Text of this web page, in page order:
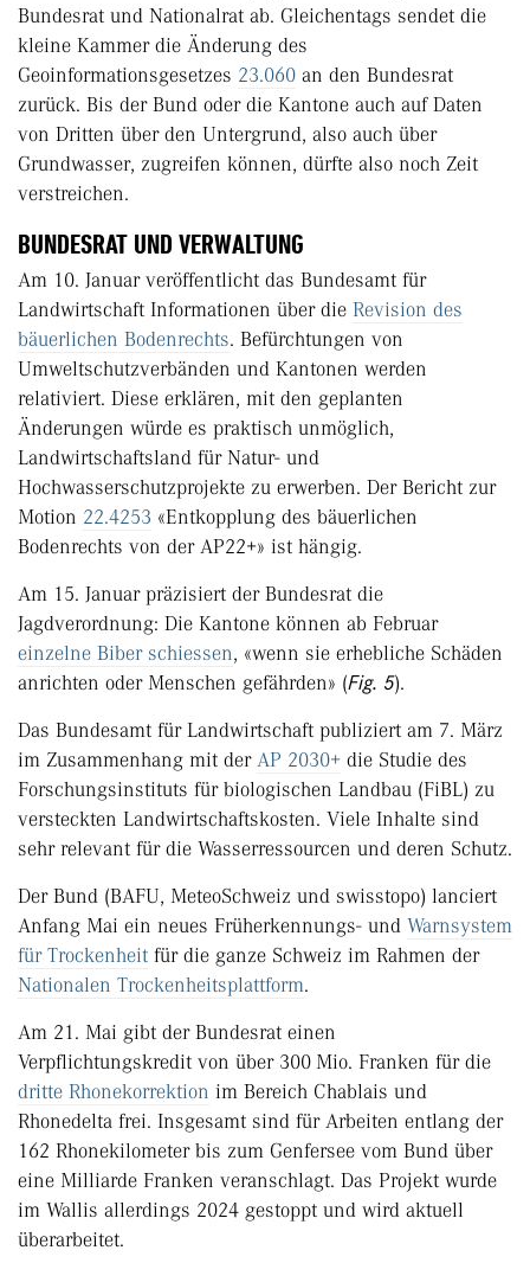
Bundesrat und Nationalrat ab. Gleichentags sendet die
kleine Kammer die Änderung des
Geoinformationsgesetzes 23.060 an den Bundesrat
zurück. Bis der Bund oder die Kantone auch auf Daten
von Dritten über den Untergrund, also auch über
Grundwasser, zugreifen können, dürfte also noch Zeit
verstreichen.
BUNDESRAT UND VERWALTUNG
Am 10. Januar veröffentlicht das Bundesamt für
Landwirtschaft Informationen über die Revision des
bäuerlichen Bodenrechts. Befürchtungen von
Umweltschutzverbänden und Kantonen werden
relativiert. Diese erklären, mit den geplanten
Änderungen würde es praktisch unmöglich,
Landwirtschaftsland für Natur- und
Hochwasserschutzprojekte zu erwerben. Der Bericht zur
Motion 22.4253 «Entkopplung des bäuerlichen
Bodenrechts von der AP22+» ist hängig.
Am 15. Januar präzisiert der Bundesrat die
Jagdverordnung: Die Kantone können ab Februar
einzelne Biber schiessen, «wenn sie erhebliche Schäden
anrichten oder Menschen gefährden» (Fig. 5).
Das Bundesamt für Landwirtschaft publiziert am 7. März
im Zusammenhang mit der AP 2030+ die Studie des
Forschungsinstituts für biologischen Landbau (FiBL) zu
versteckten Landwirtschaftskosten. Viele Inhalte sind
sehr relevant für die Wasserressourcen und deren Schutz.
Der Bund (BAFU, MeteoSchweiz und swisstopo) lanciert
Anfang Mai ein neues Früherkennungs- und Warnsystem
für Trockenheit für die ganze Schweiz im Rahmen der
Nationalen Trockenheitsplattform.
Am 21. Mai gibt der Bundesrat einen
Verpflichtungskredit von über 300 Mio. Franken für die
dritte Rhonekorrektion im Bereich Chablais und
Rhonedelta frei. Insgesamt sind für Arbeiten entlang der
162 Rhonekilometer bis zum Genfersee vom Bund über
eine Milliarde Franken veranschlagt. Das Projekt wurde
im Wallis allerdings 2024 gestoppt und wird aktuell
überarbeitet.